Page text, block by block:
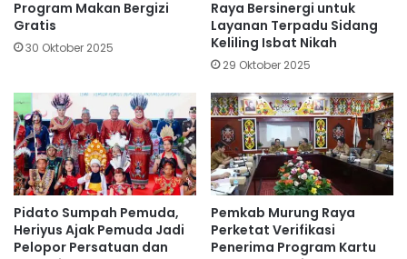
Program Makan Bergizi
Gratis
30 Oktober 2025
Raya Bersinergi untuk
Layanan Terpadu Sidang
Keliling Isbat Nikah
29 Oktober 2025
Pidato Sumpah Pemuda,
Heriyus Ajak Pemuda Jadi
Pelopor Persatuan dan
Pemkab Murung Raya
Perketat Verifikasi
Penerima Program Kartu